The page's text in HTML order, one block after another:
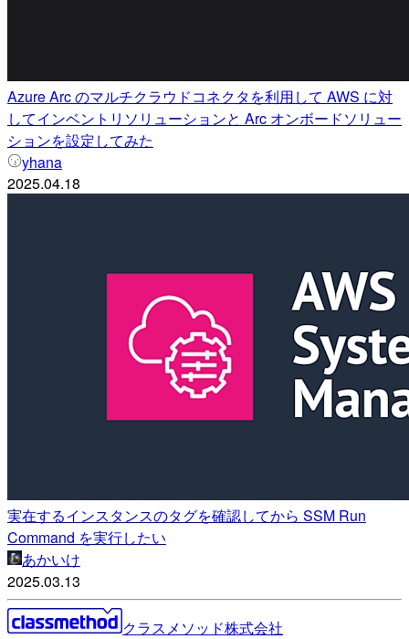
Azure Arc のマルチクラウドコネクタを利用して AWS に対
してインベントリソリューションと Arc オンボードソリュー
ションを設定してみた
yhana
2025.04.18
実在するインスタンスのタグを確認してから SSM Run
Command を実行したい
あかいけ
2025.03.13
クラスメソッド株式会社